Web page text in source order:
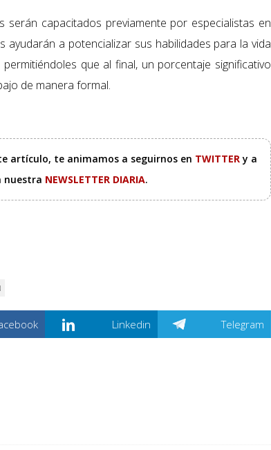
serán capacitados previamente por especialistas en
ayudarán a potencializar sus habilidades para la vida
que al final, un porcentaje significativo
de manera formal.
artículo, te animamos a seguirnos en TWITTERy a
nuestra NEWSLETTER DIARIA.
Linkedin Telegram